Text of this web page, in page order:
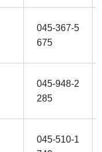
045-367-5
675
045-948-2
285
045-510-1